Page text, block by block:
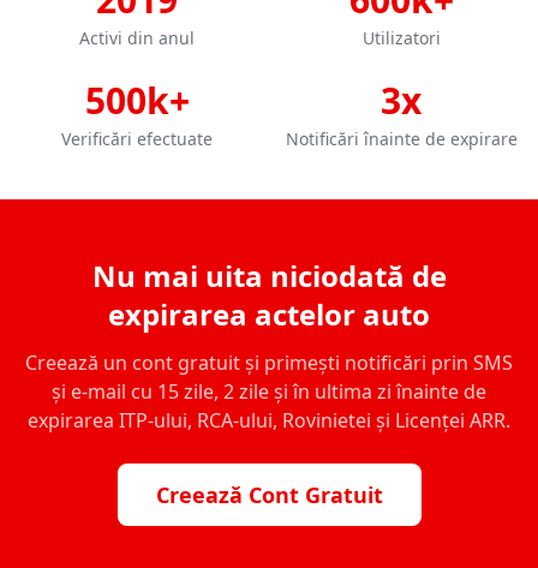
Activi din anul Utilizatori
500k+
Verificări efectuate
3x
Notificări înainte de expirare
Nu mai uita niciodată de
expirarea actelor auto
Creează un cont gratuit și primești notificări prin SMS
și e-mail cu 15 zile, 2 zile și în ultima zi înainte de
expirarea ITP-ului, RCA-ului, Rovinietei și Licenței ARR.
Creează Cont Gratuit